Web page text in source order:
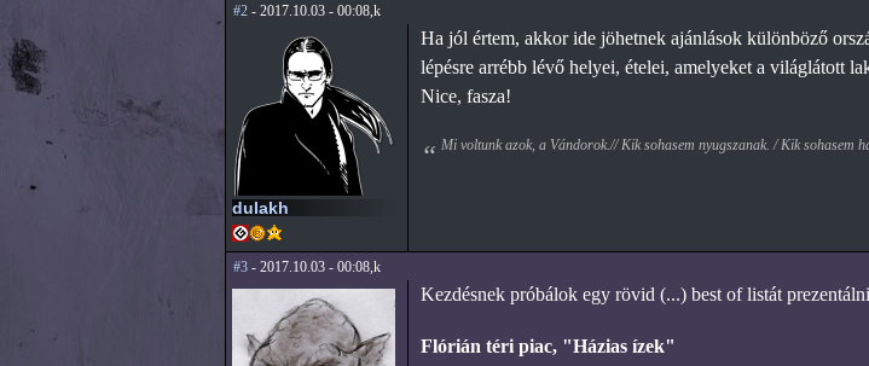
#2- 2017.10.03 - 00:08,k
dulakh
Ha jól értem, akkor ide jöhetnek ajánlások különböző
lépésre arrébb lévő helyei, ételei, amelyeket a világlátott
Nice, fasza!
Mi voltunk azok, a Vándorok.// Kik sohasem nyugszanak. / Kik sohasem
#3- 2017.10.03 - 00:08,k
Kezdésnek próbálok egy rövid (...) best of listát
Flórián téri piac, "Házias ízek"